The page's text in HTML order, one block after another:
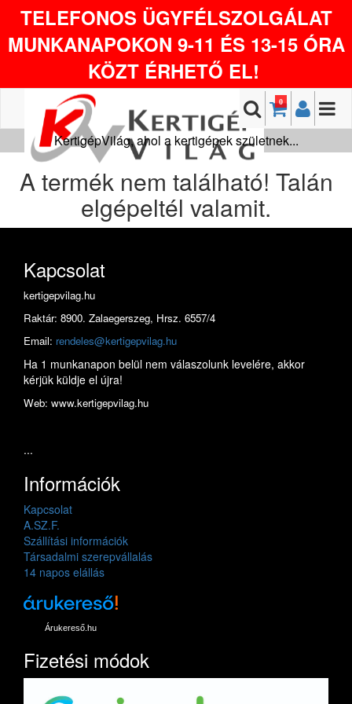
TELEFONOS ÜGYFÉLSZOLGÁLAT
MUNKANAPOKON 9-11 ÉS 13-15 ÓRA
KÖZT ÉRHETŐ EL!
0
KertigépVilág, ahol a kertigépek születnek...
A termék nem található! Talán
elgépeltél valamit.
Kapcsolat
kertigepvilag.hu
Raktár: 8900. Zalaegerszeg, Hrsz. 6557/4
Email: rendeles@kertigepvilag.hu
Ha 1 munkanapon belül nem válaszolunk levelére, akkor
kérjük küldje el újra!
Web: www.kertigepvilag.hu
...
Információk
Kapcsolat
A.SZ.F.
Szállítási információk
Társadalmi szerepvállalás
14 napos elállás
Árukereső.hu
Fizetési módok